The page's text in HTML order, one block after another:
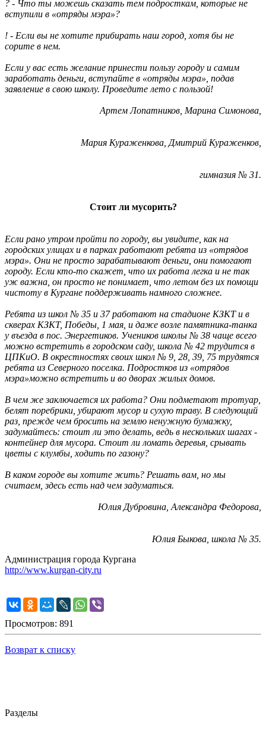
? - Что ты можешь сказать тем подросткам, которые не
вступили в «отряды мэра»?
! - Если вы не хотите прибирать наш город, хотя бы не
сорите в нем.
Если у вас есть желание принести пользу городу и самим
заработать деньги, вступайте в «отряды мэра», подав
заявление в свою школу. Проведите лето с пользой!
Артем Лопатников, Марина Симонова,
Мария Кураженкова, Дмитрий Кураженков,
гимназия № 31.
Стоит ли мусорить?
Если рано утром пройти по городу, вы увидите, как на
городских улицах и в парках работают ребята из «отрядов
мэра». Они не просто зарабатывают деньги, они помогают
городу. Если кто-то скажет, что их работа легка и не так
уж важна, он просто не понимает, что летом без их помощи
чистоту в Кургане поддерживать намного сложнее.
Ребята из школ № 35 и 37 работают на стадионе КЗКТ и в
скверах КЗКТ, Победы, 1 мая, и даже возле памятника-танка
у въезда в пос. Энергетиков. Учеников школы № 38 чаще всего
можно встретить в городском саду, школа № 42 трудится в
ЦПКиО. В окрестностях своих школ № 9, 28, 39, 75 трудятся
ребята из Северного поселка. Подростков из «отрядов
мэра»можно встретить и во дворах жилых домов.
В чем же заключается их работа? Они подметают тротуар,
белят поребрики, убирают мусор и сухую траву. В следующий
раз, прежде чем бросить на землю ненужную бумажку,
задумайтесь: стоит ли это делать, ведь в нескольких шагах -
контейнер для мусора. Стоит ли ломать деревья, срывать
цветы с клумбы, ходить по газону?
В каком городе вы хотите жить? Решать вам, но мы
считаем, здесь есть над чем задуматься.
Юлия Дубровина, Александра Федорова,
Юлия Быкова, школа № 35.
Администрация города Кургана
http://www.kurgan-city.ru
Просмотров: 891
Возврат к списку
Разделы